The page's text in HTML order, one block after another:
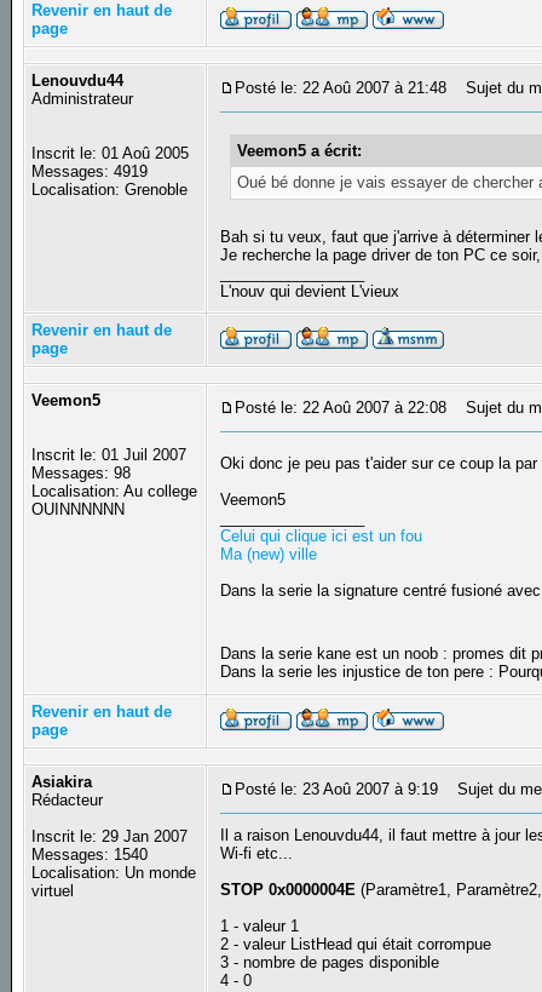
Revenir en haut de
page
Lenouvdu44
Administrateur
Inscrit le: 01 Aoû 2005
Messages: 4919
Localisation: Grenoble
Posté le: 22 Aoû 2007 à 21:48 Sujet du
Veemon5 a écrit:
Oué bé donne je vais essayer de
Bah si tu veux, faut que j'arrive à déterminer
Je recherche la page driver de ton PC ce
L'nouv qui devient L'vieux
Revenir en haut de
page
Veemon5
Inscrit le: 01 Juil 2007
Messages: 98
Localisation: Au college
OUINNNNNN
Posté le: 22 Aoû 2007 à 22:08 Sujet du
Oki donc je peu pas t'aider sur ce coup la
Veemon5
Celui qui clique ici est un fou
Ma (new) ville
Dans la serie la signature centré fusioné
Dans la serie kane est un noob : promes dit
Dans la serie les injustice de ton pere :
Revenir en haut de
page
Asiakira
Rédacteur
Inscrit le: 29 Jan 2007
Messages: 1540
Localisation: Un monde
virtuel
Posté le: 23 Aoû 2007 à 9:19 Sujet du
Il a raison Lenouvdu44, il faut mettre à jour
Wi-fi etc...
STOP 0x0000004E (Paramètre1,
1 - valeur 1
2 - valeur ListHead qui était corrompue
3 - nombre de pages disponible
4 - 0